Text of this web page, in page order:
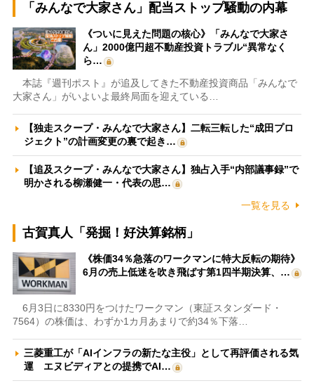
「みんなで大家さん」配当ストップ騒動の内幕
《ついに見えた問題の核心》「みんなで大家さ
ん」2000億円超不動産投資トラブル“異常なく
ら…
本誌『週刊ポスト』が追及してきた不動産投資商品「みんなで
大家さん」がいよいよ最終局面を迎えている…
【独走スクープ・みんなで大家さん】二転三転した“成田プロ
ジェクト”の計画変更の裏で起き…
【追及スクープ・みんなで大家さん】独占入手“内部議事録”で
明かされる柳瀬健一・代表の思…
一覧を見る
古賀真人「発掘！好決算銘柄」
《株価34％急落のワークマンに特大反転の期待》
6月の売上低迷を吹き飛ばす第1四半期決算、…
6月3日に8330円をつけたワークマン（東証スタンダード・
7564）の株価は、わずか1カ月あまりで約34％下落…
三菱重工が「AIインフラの新たな主役」として再評価される気
運 エヌビディアとの提携でAI…